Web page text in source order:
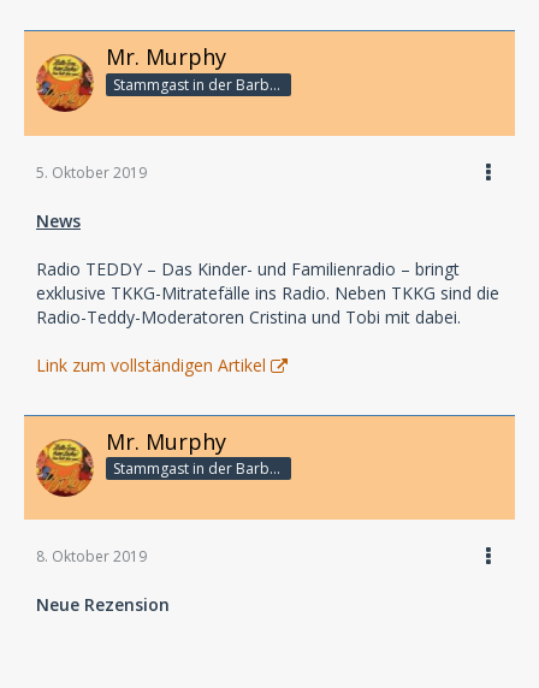
Mr. Murphy
Stammgast in der Barbarabar
5. Oktober 2019
News
Radio TEDDY – Das Kinder- und Familienradio – bringt
exklusive TKKG-Mitratefälle ins Radio. Neben TKKG sind die
Radio-Teddy-Moderatoren Cristina und Tobi mit dabei.
Link zum vollständigen Artikel
Mr. Murphy
Stammgast in der Barbarabar
8. Oktober 2019
Neue Rezension